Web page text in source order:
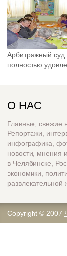
Арбитражный суд
полностью
О НАС
Главные, свежие
Репортажи,
инфографика,
новости, мнения
в Челябинске,
экономики,
развлекательной
Copyright © 2007